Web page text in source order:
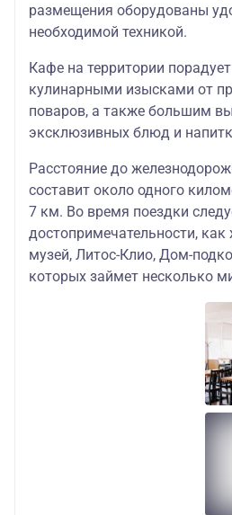
размещения оборудованы
необходимой техникой.
Кафе на территории
кулинарными изысками от
поваров, а также большим
эксклюзивных блюд и
Расстояние до
составит около одного
7 км. Во время поездки
достопримечательности,
музей, Литос-Клио, Дом-
которых займет несколько